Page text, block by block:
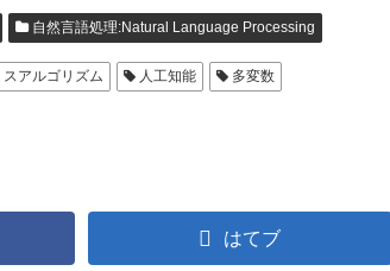
自然言語処理:Natural Language Processing
スアルゴリズム 人工知能 多変数
はてブ